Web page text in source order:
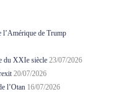
l’Amérique de Trump
du XXIe siècle 23/07/2026
20/07/2026
l’Otan 16/07/2026